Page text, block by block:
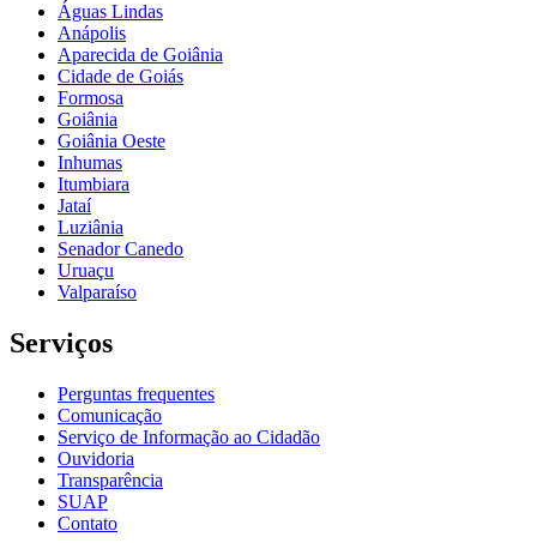
Águas Lindas
Anápolis
Aparecida de Goiânia
Cidade de Goiás
Formosa
Goiânia
Goiânia Oeste
Inhumas
Itumbiara
Jataí
Luziânia
Senador Canedo
Uruaçu
Valparaíso
Serviços
Perguntas frequentes
Comunicação
Serviço de Informação ao Cidadão
Ouvidoria
Transparência
SUAP
Contato